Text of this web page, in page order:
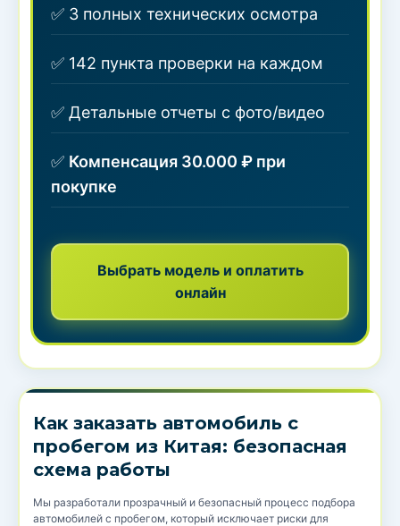
✅ 3 полных технических осмотра
✅ 142 пункта проверки на каждом
✅ Детальные отчеты с фото/видео
✅ Компенсация 30.000 ₽ при
покупке
Выбрать модель и оплатить
онлайн
Как заказать автомобиль с
пробегом из Китая: безопасная
схема работы
Мы разработали прозрачный и безопасный процесс подбора
автомобилей с пробегом, который исключает риски для